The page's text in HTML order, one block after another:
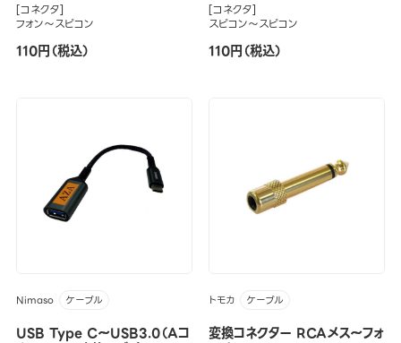
[コネクタ]
フォン～スピコン
110円（税込）
[コネクタ]
スピコン～スピコン
110円（税込）
Nimaso ケーブル
USB Type C～USB3.0（Aコ
トモカ ケーブル
変換コネクター RCAメス～フォ